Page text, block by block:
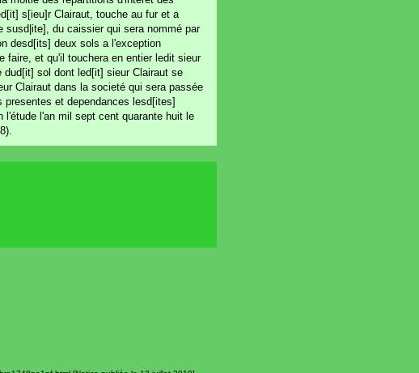
s[ieu]r Clairaut, touche au fur et a
du caissier qui sera nommé par
desd[its] deux sols a l'exception
faire, et qu'il touchera en entier ledit sieur
sol dont led[it] sieur Clairaut se
Clairaut dans la societé qui sera passée
et dependances lesd[ites]
l'an mil sept cent quarante huit le